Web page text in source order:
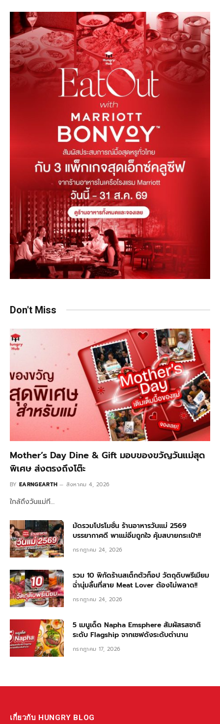
Don't Miss
Mother’s Day Dine & Gift มอบของขวัญวันแม่สุด
พิเศษ ส่งตรงถึงโต๊ะ
BY EARNGEARTH สิงหาคม 4, 2026
ใกล้ถึงวันแม่ที…
มัดรวมโปรโมชั่น ร้านอาหารวันแม่ 2569
บรรยากาศดี พาแม่อิ่มถูกใจ คุ้มสบายกระเป๋า!!
กรกฎาคม 24, 2026
รวม 10 พิกัดร้านสเต็กตัวท็อป วัตถุดิบพรีเมียม
ฉ่ำนุ่มลิ้นที่สาย Meat Lover ต้องไม่พลาด!!
กรกฎาคม 24, 2026
5 เมนูเด็ด Napha Emsphere สัมผัสรสชาติ
ระดับ Flagship จากเชฟดังระดับตำนาน
กรกฎาคม 17, 2026
เกี่ยวกับ HUNGRY BLOG